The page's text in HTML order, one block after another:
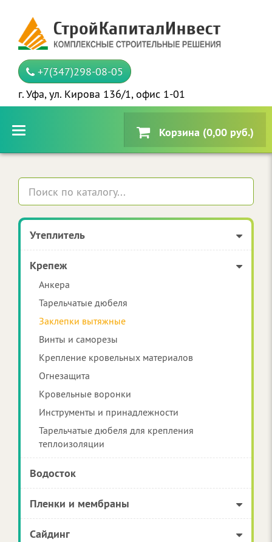
+7(347)298-08-05
г. Уфа, ул. Кирова 136/1, офис 1-01
Корзина (0,00 руб.)
Утеплитель
Крепеж
Анкера
Тарельчатые дюбеля
Заклепки вытяжные
Винты и саморезы
Крепление кровельных материалов
Огнезащита
Кровельные воронки
Инструменты и принадлежности
Тарельчатые дюбеля для крепления
теплоизоляции
Водосток
Пленки и мембраны
Сайдинг